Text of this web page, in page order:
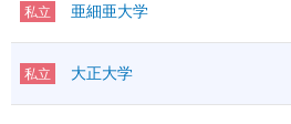
私立 亜細亜大学
私立 大正大学